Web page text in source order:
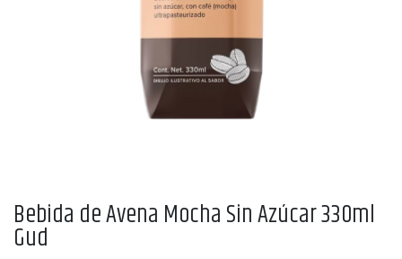
Bebida de Avena Mocha Sin Azúcar 330ml
Gud